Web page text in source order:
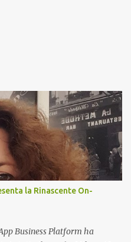
la Rinascente On-
Business Platform ha